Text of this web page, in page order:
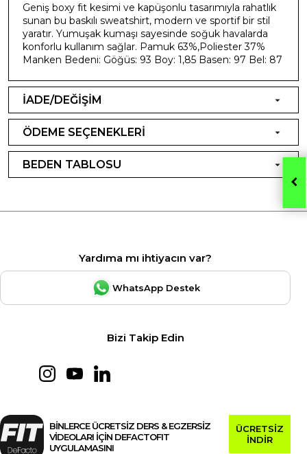
Geniş boxy fit kesimi ve kapüşonlu tasarımıyla rahatlık
sunan bu baskılı sweatshirt, modern ve sportif bir stil
yaratır. Yumuşak kumaşı sayesinde soğuk havalarda
konforlu kullanım sağlar. Pamuk 63%,Poliester 37%
Manken Bedeni: Göğüs: 93 Boy: 1,85 Basen: 97 Bel: 87
İADE/DEĞİŞİM
ÖDEME SEÇENEKLERİ
BEDEN TABLOSU
Yardıma mı ihtiyacın var?
WhatsApp Destek
Bizi Takip Edin
BİNLERCE ÜCRETSİZ DERS & EGZERSİZ
VİDEOLARI İÇİN DEFACTOFIT
UYGULAMASINI
ÜCRETSİZ
İNDİR